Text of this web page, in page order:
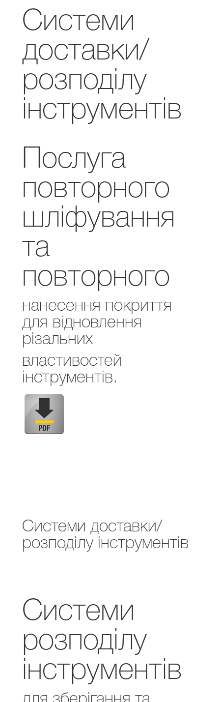
Системи
доставки/
розподілу
інструментів
Послуга
повторного
шліфування
та
повторного
нанесення покриття
для відновлення
різальних
властивостей
інструментів.
Системи доставки/
розподілу інструментів
Системи
розподілу
інструментів